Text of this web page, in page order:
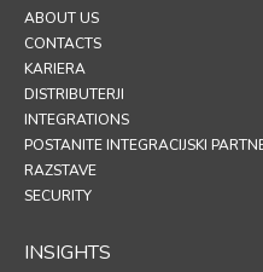
ABOUT US
CONTACTS
KARIERA
DISTRIBUTERJI
INTEGRATIONS
POSTANITE INTEGRACIJSKI
RAZSTAVE
SECURITY
INSIGHTS